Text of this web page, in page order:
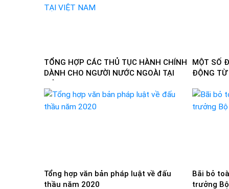
TỔNG HỢP CÁC THỦ TỤC HÀNH CHÍNH
DÀNH CHO NGƯỜI NƯỚC NGOÀI TẠI
MỘT SỐ
ĐỘNG
Tổng hợp văn bản pháp luật về đấu
thầu năm 2020
Bãi bỏ
trưởng